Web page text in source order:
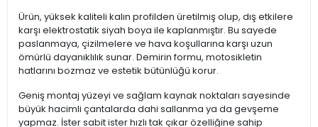
Ürün, yüksek kaliteli kalın profilden üretilmiş olup, dış etkilere
karşı elektrostatik siyah boya ile kaplanmıştır. Bu sayede
paslanmaya, çizilmelere ve hava koşullarına karşı uzun
ömürlü dayanıklılık sunar. Demirin formu, motosikletin
hatlarını bozmaz ve estetik bütünlüğü korur.
Geniş montaj yüzeyi ve sağlam kaynak noktaları sayesinde
büyük hacimli çantalarda dahi sallanma ya da gevşeme
yapmaz. İster sabit ister hızlı tak çıkar özelliğine sahip